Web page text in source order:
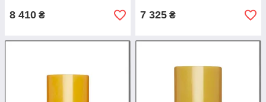
8 410 ₴ 7 325 ₴